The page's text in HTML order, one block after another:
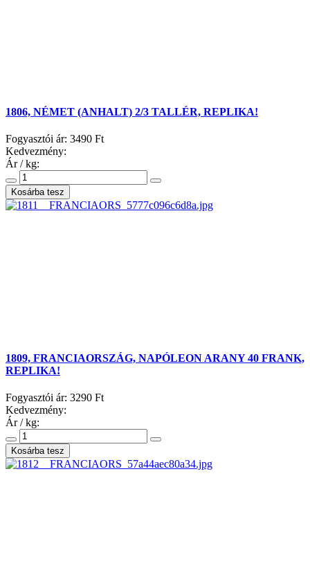
1806, NÉMET (ANHALT) 2/3 TALLÉR, REPLIKA!
Fogyasztói ár: 3490 Ft
Kedvezmény:
Ár / kg:
1809, FRANCIAORSZÁG, NAPÓLEON ARANY 40 FRANK,
REPLIKA!
Fogyasztói ár: 3290 Ft
Kedvezmény:
Ár / kg: